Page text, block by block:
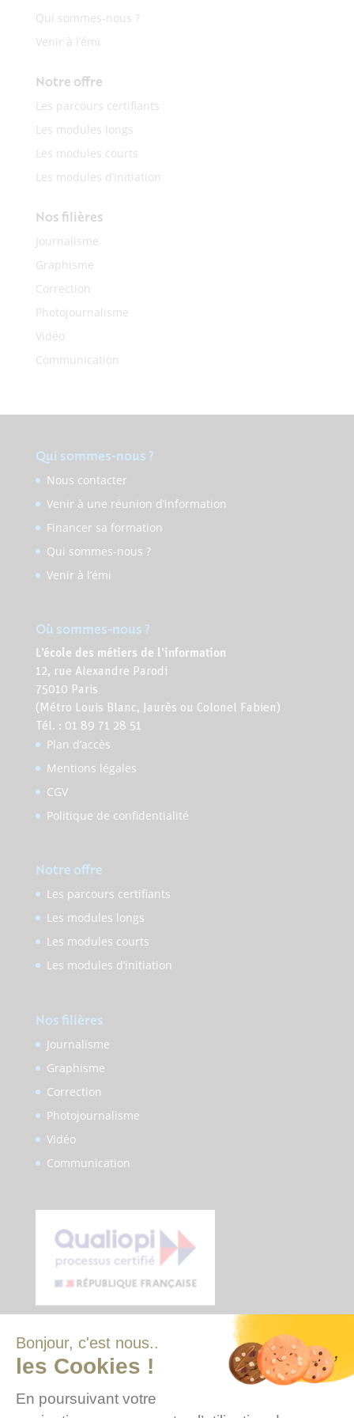
Qui sommes-nous ?
Venir à l’émi
Notre offre
Les parcours certifiants
Les modules longs
Les modules courts
Les modules d’initiation
Nos filières
Journalisme
Graphisme
Correction
Photojournalisme
Vidéo
Communication
Qui sommes-nous ?
Nous contacter
Venir à une réunion d’information
Financer sa formation
Qui sommes-nous ?
Venir à l’émi
Où sommes-nous ?
L’école des métiers de l’information
12, rue Alexandre Parodi
75010 Paris
(Métro Louis Blanc, Jaurès ou Colonel Fabien)
Tél. : 01 89 71 28 51
Plan d’accès
Mentions légales
CGV
Politique de confidentialité
Notre offre
Les parcours certifiants
Les modules longs
Les modules courts
Les modules d’initiation
Nos filières
Journalisme
Graphisme
Correction
Photojournalisme
Vidéo
Communication